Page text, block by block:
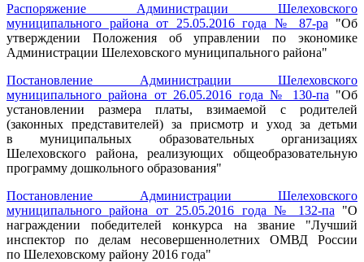
Распоряжение Администрации Шелеховского
муниципального района от 25.05.2016 года № 87-ра "Об
утверждении Положения об управлении по экономике
Администрации Шелеховского муниципального района"
Постановление Администрации Шелеховского
муниципального района от 26.05.2016 года № 130-па "Об
установлении размера платы, взимаемой с родителей
(законных представителей) за присмотр и уход за детьми
в муниципальных образовательных организациях
Шелеховского района, реализующих общеобразовательную
программу дошкольного образования"
Постановление Администрации Шелеховского
муниципального района от 25.05.2016 года № 132-па "О
награждении победителей конкурса на звание "Лучший
инспектор по делам несовершеннолетних ОМВД России
по Шелеховскому району 2016 года"